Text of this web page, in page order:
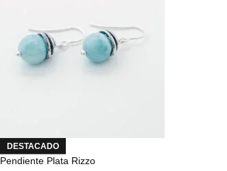
DESTACADO
Pendiente Plata Rizzo